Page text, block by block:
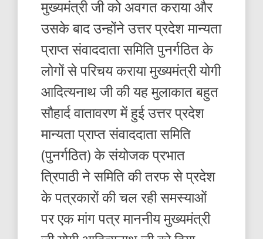
मुख्यमंत्री जी को अवगत कराया और
उसके बाद उन्होंने उत्तर प्रदेश मान्यता
प्राप्त संवाददाता समिति पुनर्गठित के
लोगों से परिचय कराया मुख्यमंत्री योगी
आदित्यनाथ जी की यह मुलाकात बहुत
सौहार्द वातावरण में हुई उत्तर प्रदेश
मान्यता प्राप्त संवाददाता समिति
(पुनर्गठित) के संयोजक प्रभात
त्रिपाठी ने समिति की तरफ से प्रदेश
के पत्रकारों की चल रही समस्याओं
पर एक मांग पत्र माननीय मुख्यमंत्री